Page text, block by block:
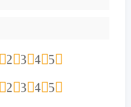
5
4
3
2
5
4
3
2